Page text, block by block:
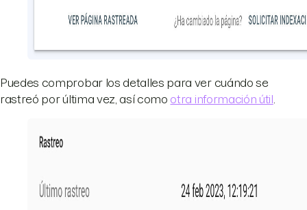
Puedes comprobar los detalles para ver cuándo se
rastreó por última vez, así como otra información útil